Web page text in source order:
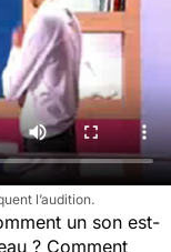
l’audition.
un son est-
? Comment